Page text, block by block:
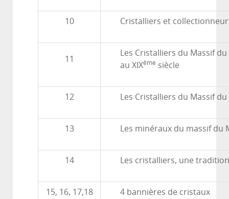
10 Cristalliers et
11
Les Cristalliers du Massif
au XIXème siècle
12 Les Cristalliers du Massif
13 Les minéraux du massif du
14 Les cristalliers, une
15, 16, 17,18 4 bannières de cristaux